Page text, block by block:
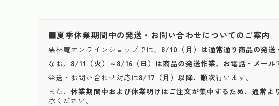
■夏季休業期間中の発送・お問い合わせについてのご案内
栗林庵オンラインショップでは、 8/10（月）は通常通り商品の発送
なお、 8/11（火）～8/16（日）は商品の発送作業、お電話・メール
発送・お問い合わせ対応は8/17（月）以降、順次行います。
また、 休業期間中および休業明けはご注文が集中するため、通常よ
承ください。